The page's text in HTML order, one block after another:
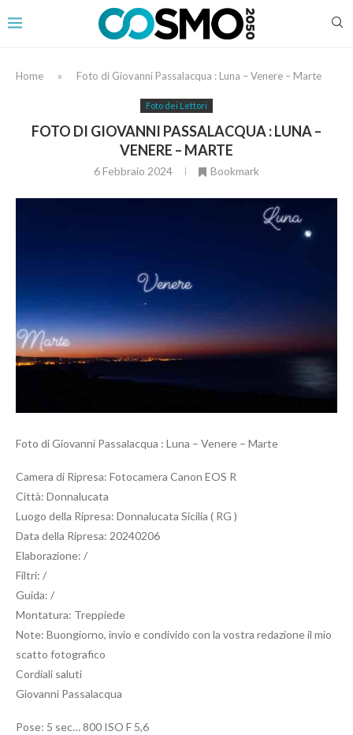
Home » Foto di Giovanni Passalacqua : Luna – Venere – Marte
Foto dei Lettori
FOTO DI GIOVANNI PASSALACQUA : LUNA –
VENERE – MARTE
6 Febbraio 2024 Bookmark
Foto di Giovanni Passalacqua : Luna – Venere – Marte
Camera di Ripresa: Fotocamera Canon EOS R
Città: Donnalucata
Luogo della Ripresa: Donnalucata Sicilia ( RG )
Data della Ripresa: 20240206
Elaborazione: /
Filtri: /
Guida: /
Montatura: Treppiede
Note: Buongiorno, invio e condivido con la vostra redazione il mio
scatto fotografico
Cordiali saluti
Giovanni Passalacqua
Pose: 5 sec… 800 ISO F 5,6